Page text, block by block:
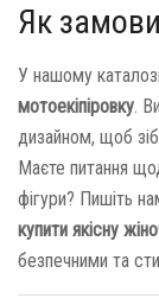
Як
У нашому
мотоекіпіровку.
дизайном, щоб
Маєте питання
фігури? Пишіть
купити якісну
безпечними та